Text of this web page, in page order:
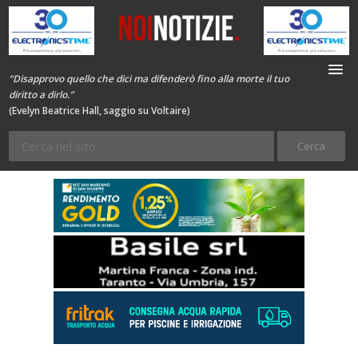
“Disapprovo quello che dici ma difenderò fino alla morte il tuo
diritto a dirlo.”
(Evelyn Beatrice Hall, saggio su Voltaire)